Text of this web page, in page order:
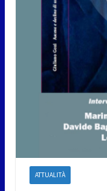
ATTUALITÀ